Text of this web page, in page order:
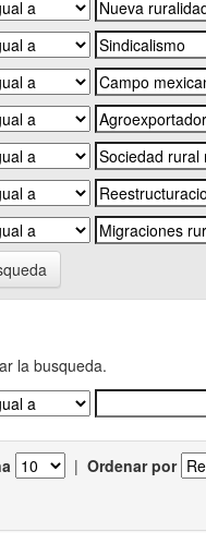
la busqueda.
| Ordenar por